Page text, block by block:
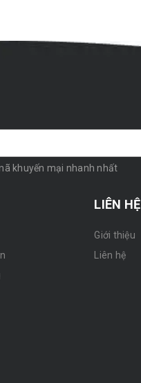
khuyến mại nhanh nhất
LIÊN HỆ
Giới thiệu
Liên hệ